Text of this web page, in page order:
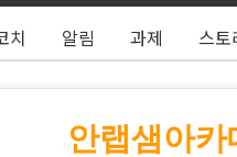
치 알림 과제 스토
안랩샘아카